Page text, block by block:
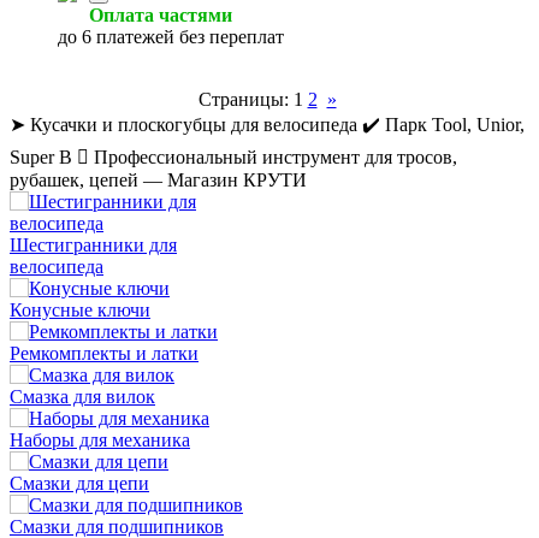
Оплата частями
до 6 платежей без переплат
Страницы: 1 2 »
➤ Кусачки и плоскогубцы для велосипеда ✔️ Парк Tool, Unior,
Super B  Профессиональный инструмент для тросов,
рубашек, цепей — Магазин КРУТИ
Шестигранники для
велосипеда
Конусные ключи
Ремкомплекты и латки
Смазка для вилок
Наборы для механика
Смазки для цепи
Смазки для подшипников